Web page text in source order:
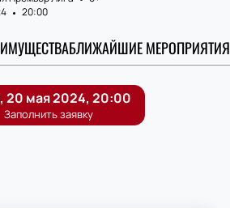
20:00
БЛИЖАЙШИЕ МЕРОПРИЯТИЯ